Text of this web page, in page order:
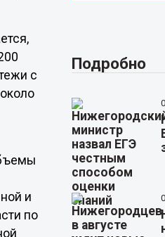
с
и
по
Подробно